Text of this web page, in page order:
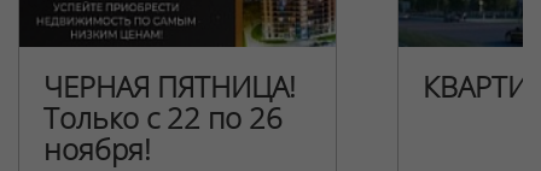
ЧЕРНАЯ ПЯТНИЦА!
Только с 22 по 26
ноября!